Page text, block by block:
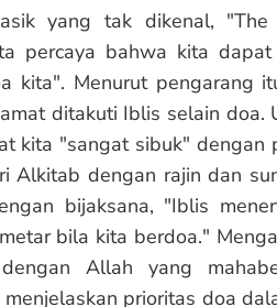
yang tak dikenal,
percaya bahwa kita
kita". Menurut pengarang
ditakuti Iblis selain doa.
kita "sangat sibuk"
Alkitab dengan rajin dan
bijaksana, "Iblis
bila kita berdoa."
Allah yang
prioritas doa